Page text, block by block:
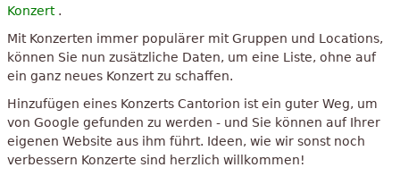
Konzert.
Mit Konzerten immer populärer mit Gruppen und Locations,
können Sie nun zusätzliche Daten, um eine Liste, ohne auf
ein ganz neues Konzert zu schaffen.
Hinzufügen eines Konzerts Cantorion ist ein guter Weg, um
von Google gefunden zu werden - und Sie können auf Ihrer
eigenen Website aus ihm führt. Ideen, wie wir sonst noch
verbessern Konzerte sind herzlich willkommen!